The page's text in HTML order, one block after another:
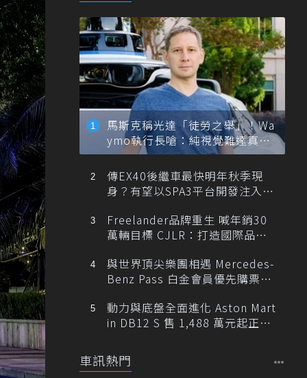
馬斯克稱光達「徒勞之舉」！Wa
ymo執行長嗆：純視覺難達真正
自動駕駛
傳EX40後繼車最快明年秋季現
身？有望以SPA3平台開發注入80
Freelander品牌重生 喊年銷30
萬輛目標 CJLR：打造國際品牌
與世界頂尖樂團相遇 Mercedes-
Benz Pass 白金會員優先購票維
動力與底盤全面進化 Aston Mart
in DB12 S 售 1,488 萬元起正式
車訊熱門